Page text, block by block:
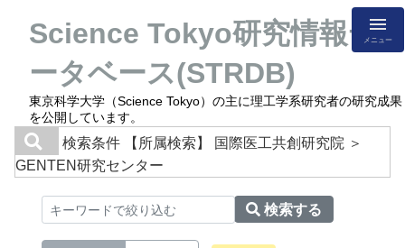
Science Tokyo研究情報デ
ータベース(STRDB)
東京科学大学（Science Tokyo）の主に理工学系研究者の研究成果
を公開しています。
メニュー
検索条件
【所属検索】 国際医工共創研究院 ＞
GENTEN研究センター
検索する